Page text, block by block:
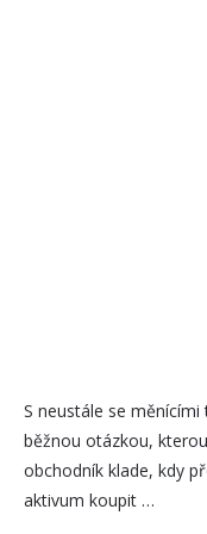
S neustále se
běžnou otázkou,
obchodník klade, kdy
aktivum koupit …